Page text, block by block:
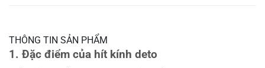
THÔNG TIN SẢN PHẨM
1. Đặc điểm của hít kính deto